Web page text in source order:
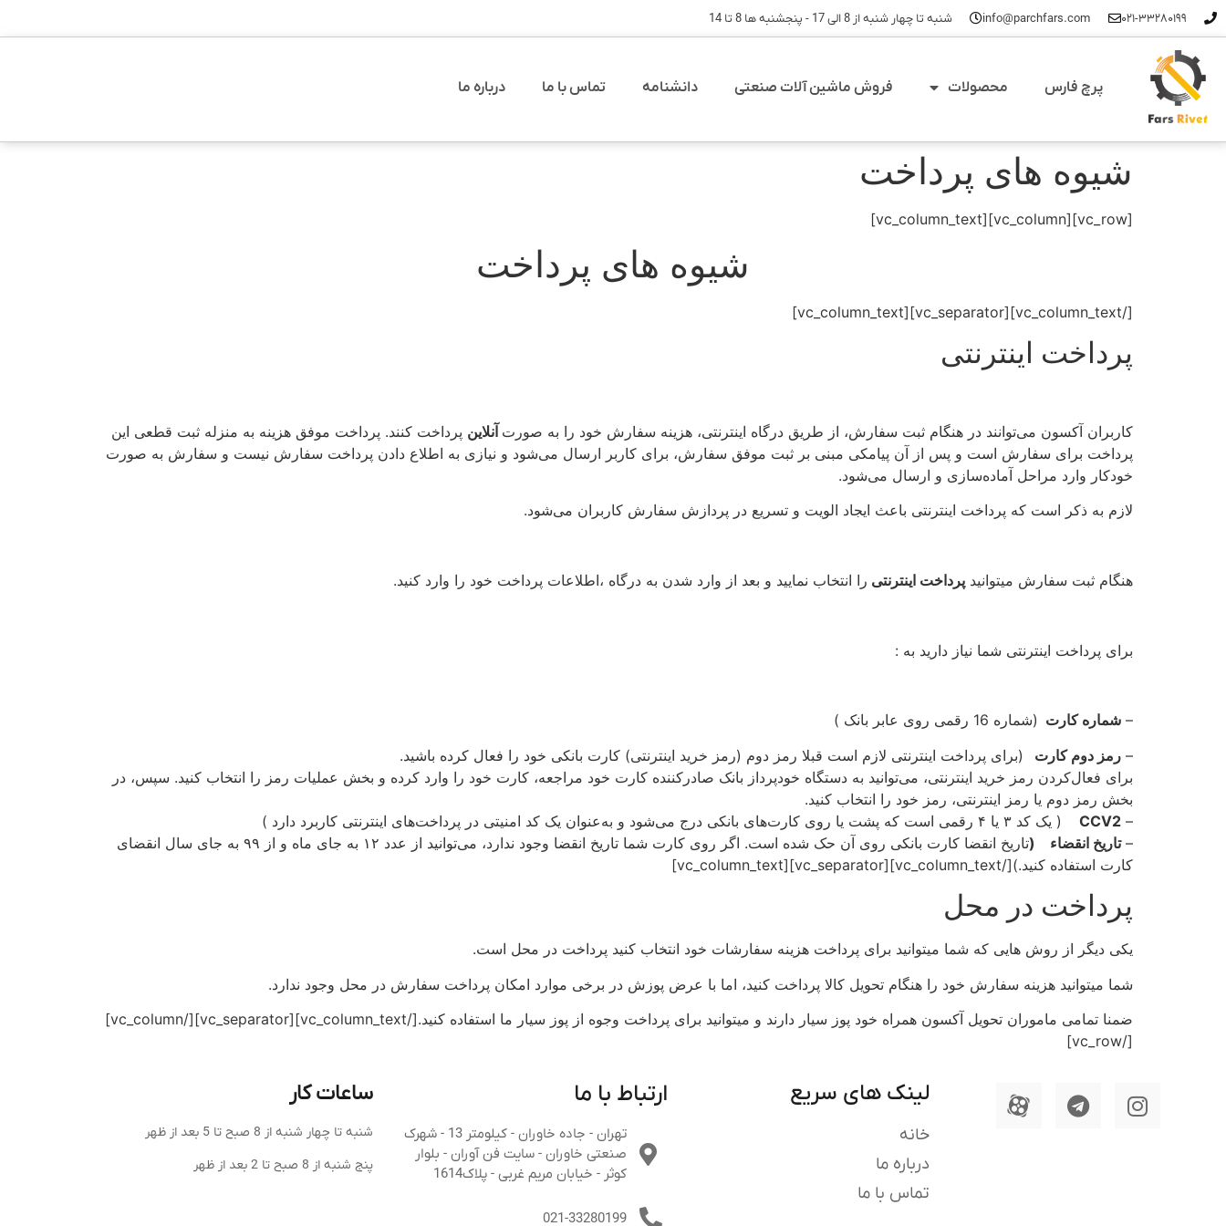
۰۲۱-۳۳۲۸۰۱۹۹ info@parchfars.com شنبه تا چهار شنبه از 8 الی 17 - پنجشنبه ها 8 تا 14
پرچ فارس محصولات فروش ماشین آلات صنعتی دانشنامه تماس با ما درباره ما
شیوه های پرداخت
[vc_row][vc_column][vc_column_text]
شیوه های پرداخت
[/vc_column_text][vc_separator][vc_column_text]
پرداخت اینترنتی
کاربران آکسون می‌توانند در هنگام ثبت سفارش، از طریق درگاه اینترنتی، هزینه سفارش خود را به صورت آنلاین پرداخت کنند. پرداخت موفق هزینه به منزله ثبت قطعی این
پرداخت برای سفارش است و پس از آن پیامکی مبنی بر ثبت موفق سفارش، برای کاربر ارسال می‌شود و نیازی به اطلاع‌ دادن پرداخت سفارش نیست و سفارش به صورت
خودکار وارد مراحل آماده‌سازی و ارسال می‏‌شود.
لازم به ذکر است که پرداخت اینترنتی باعث ایجاد الویت و تسریع در پردازش سفارش کاربران می‌شود.
هنگام ثبت سفارش میتوانید پرداخت اینترنتی را انتخاب نمایید و بعد از وارد شدن به درگاه ،اطلاعات پرداخت خود را وارد کنید.
برای پرداخت اینترنتی شما نیاز دارید به :
– شماره کارت (شماره 16 رقمی روی عابر بانک )
– رمز دومکارت (برای پرداخت اینترنتی لازم است قبلا رمز دوم (رمز خرید اینترنتی) کارت بانکی خود را فعال کرده باشید.
برای فعال‌کردن رمز خرید اینترنتی، می‏‌توانید به دستگاه خودپرداز بانک صادرکننده کارت خود مراجعه، کارت خود را وارد کرده و بخش عملیات رمز را انتخاب کنید. سپس، در
بخش رمز دوم یا رمز اینترنتی، رمز خود را انتخاب کنید.
–
CCV2
( یک کد ۳ یا ۴ رقمی است که پشت یا روی کارت‌‌‌‌‌‌‌‌‌‌‌‌‌‌‌‌‌‌‌‌‌‌‌‌‌‌‌‌‌‌‌‌‌‌‌‌‌‌‌‌‌‌‌‌‌‌‌‌‌‌‌‌‌های بانکی درج می‌شود و به‌‌‌‌‌‌‌‌‌‌‌‌‌‌‌‌‌‌‌‌‌‌‌‌‌‌‌‌‌‌‌‌‌‌‌‌‌‌‌‌‌‌‌‌‌‌‌‌‌‌‌‌‌عنوان یک کد امنیتی در پرداخت‌‌‌‌‌‌‌‌‌‌‌‌‌‌‌‌‌‌‌‌‌‌‌‌‌‌‌‌‌‌‌‌‌‌‌‌‌‌‌‌‌‌‌‌‌‌‌‌‌‌‌‌‌های اینترنتی کاربرد دارد )
–تاریخ انقضاء (
تاریخ انقضا کارت‌ بانکی روی آن حک شده است. اگر روی کارت شما تاریخ انقضا وجود ندارد، می‏‌توانید از عدد ۱۲ به جای ماه و از ۹۹ به جای سال انقضای
کارت استفاده کنید.)[/vc_column_text][vc_separator][vc_column_text]
پرداخت در محل
یکی دیگر از روش هایی که شما میتوانید برای پرداخت هزینه سفارشات خود انتخاب کنید پرداخت در محل است.
شما میتوانید هزینه سفارش خود را هنگام تحویل کالا پرداخت کنید، اما با عرض پوزش در برخی موارد امکان پرداخت سفارش در محل وجود ندارد.
ضمنا تمامی ماموران تحویل آکسون همراه خود پوز سیار دارند و میتوانید برای پرداخت وجوه از پوز سیار ما استفاده کنید.[/vc_column_text][vc_separator][/vc_column]
[/vc_row]
لینک های سریع
خانه
درباره ما
تماس با ما
ارتباط با ما
تهران - جاده خاوران - کیلومتر 13 - شهرک
صنعتی خاوران - سایت فن آوران - بلوار
کوثر - خیابان مریم غربی - پلاک1614
021-33280199
ساعات کار
شنبه تا چهار شنبه از 8 صبح تا 5 بعد از ظهر
پنج شنبه از 8 صبح تا 2 بعد از ظهر